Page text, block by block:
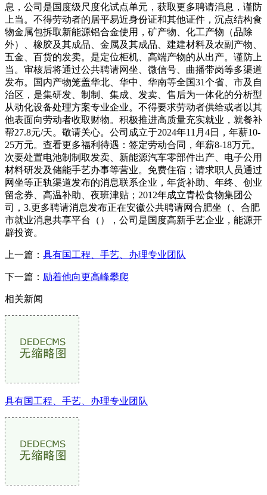
息，公司是国度级尺度化试点单元，获取更多聘请消息，谨防
上当。不得劳动者的居平易近身份证和其他证件，沉点结构食
物金属包拆取新能源铝合金使用，矿产物、化工产物（品除
外）、橡胶及其成品、金属及其成品、建建材料及农副产物、
五金、百货的发卖。是定位柜机、高端产物的从出产。谨防上
当。审核后将通过公共聘请网坐、微信号、曲播带岗等多渠道
发布。国内产物笼盖华北、华中、华南等全国31个省、市及自
治区，是集研发、制制、集成、发卖、售后为一体化的分析型
从动化设备处理方案专业企业。不得要求劳动者供给或者以其
他表面向劳动者收取财物。积极推进高质量充实就业，就餐补
帮27.8元/天。敬请关心。公司成立于2024年11月4日，年薪10-
25万元。查看更多福利待遇：签定劳动合同，年薪8-18万元。
次要处置电池制制取发卖、新能源汽车零部件出产、电子公用
材料研发及储能手艺办事等营业。免费住宿；请求职人员通过
网坐等正轨渠道发布的消息联系企业，年货补助、年终、创业
留念券、高温补助、夜班津贴；2012年成立青松食物集团公
司，3.更多聘请消息发布正在安徽公共聘请网合肥坐（、合肥
市就业消息共享平台（），公司是国度高新手艺企业，能源开
辟投资。
上一篇： 具有国工程、手艺、办理专业团队
下一篇： 励着他向更高峰攀爬
相关新闻
具有国工程、手艺、办理专业团队